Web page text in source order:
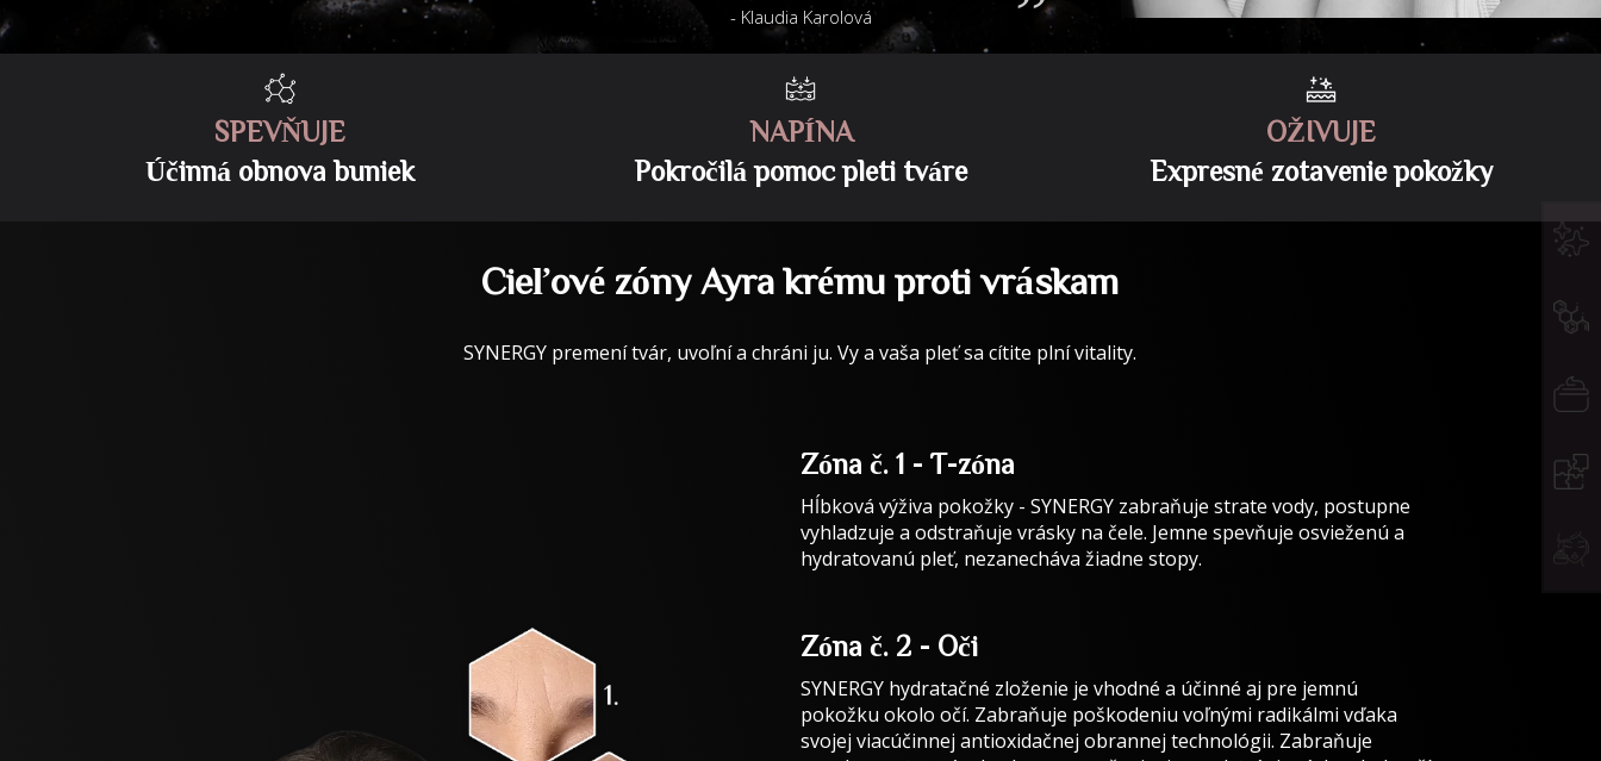
- Klaudia Karolová
SPEVŇUJE
Účinná obnova buniek
NAPÍNA
Pokročilá pomoc pleti tváre
OŽIVUJE
Expresné zotavenie pokožky
Cieľové zóny Ayra krému proti vráskam
SYNERGY premení tvár, uvoľní a chráni ju. Vy a vaša pleť sa cítite plní vitality.
Zóna č. 1 - T-zóna
Hĺbková výživa pokožky - SYNERGY zabraňuje strate vody, postupne
vyhladzuje a odstraňuje vrásky na čele. Jemne spevňuje osvieženú a
hydratovanú pleť, nezanecháva žiadne stopy.
Zóna č. 2 - Oči
SYNERGY hydratačné zloženie je vhodné a účinné aj pre jemnú
pokožku okolo očí. Zabraňuje poškodeniu voľnými radikálmi vďaka
svojej viacúčinnej antioxidačnej obrannej technológii. Zabraňuje